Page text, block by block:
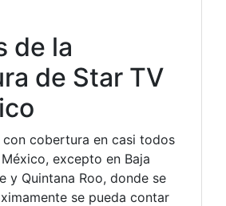
de la
de Star TV
con cobertura en casi todos
excepto en Baja
y Quintana Roo, donde se
se pueda contar